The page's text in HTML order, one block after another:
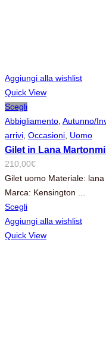
Aggiungi alla wishlist
Quick View
Scegli
Abbigliamento Autunno/
arrivi Occasioni Uomo
Gilet in Lana
210,00€
Gilet uomo Materiale:
Marca: Kensington ...
Scegli
Aggiungi alla wishlist
Quick View